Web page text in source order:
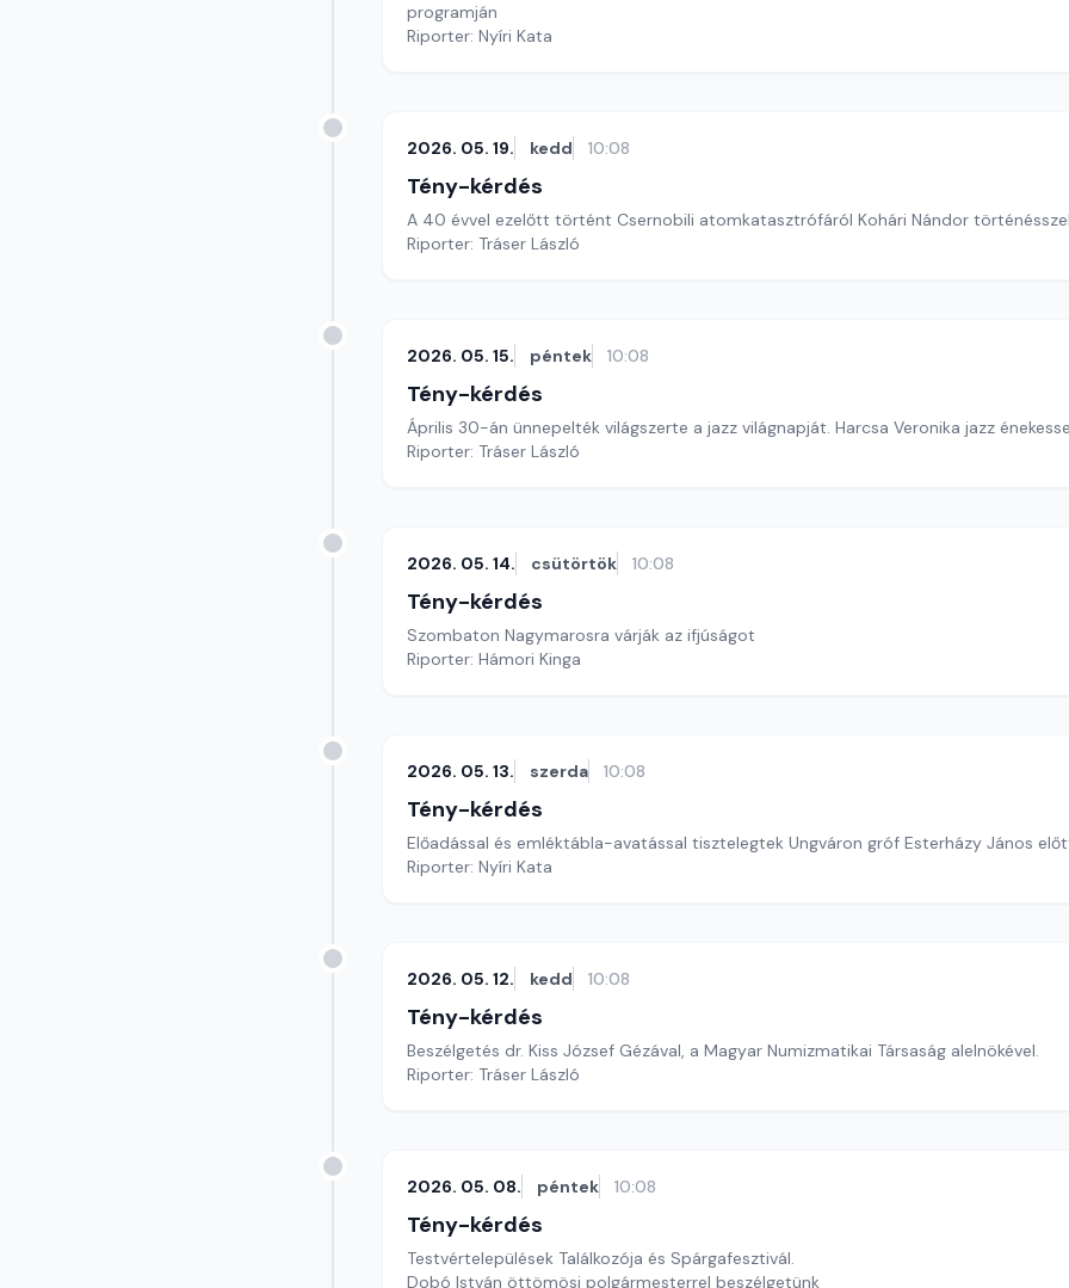
programján
Riporter: Nyíri Kata
2026. 05. 19. kedd 10:08
Tény-kérdés
A 40 évvel ezelőtt történt Csernobili atomkatasztrófáról Kohári Nándor
Riporter: Tráser László
2026. 05. 15. péntek 10:08
Tény-kérdés
Április 30-án ünnepelték világszerte a jazz világnapját. Harcsa Veronika jazz
Riporter: Tráser László
2026. 05. 14. csütörtök 10:08
Tény-kérdés
Szombaton Nagymarosra várják az ifjúságot
Riporter: Hámori Kinga
2026. 05. 13. szerda 10:08
Tény-kérdés
Előadással és emléktábla-avatással tisztelegtek Ungváron gróf Esterházy János
Riporter: Nyíri Kata
2026. 05. 12. kedd 10:08
Tény-kérdés
Beszélgetés dr. Kiss József Gézával, a Magyar Numizmatikai Társaság alelnökével.
Riporter: Tráser László
2026. 05. 08. péntek 10:08
Tény-kérdés
Testvértelepülések Találkozója és Spárgafesztivál.
Dobó István öttömösi polgármesterrel beszélgetünk